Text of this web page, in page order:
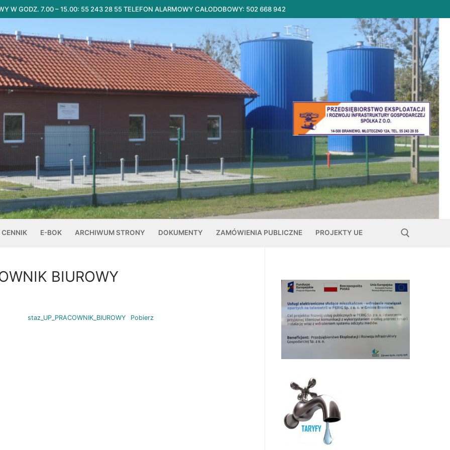
W GODZ. 7.00 – 15.00: 55 243 28 55 TELEFON ALARMOWY CAŁODOBOWY: 502 668 942
CENNIK E-BOK ARCHIWUM STRONY DOKUMENTY ZAMÓWIENIA PUBLICZNE PROJEKTY UE
BIUROWY
staz_UP_PRACOWNIK_BIUROWY Pobierz